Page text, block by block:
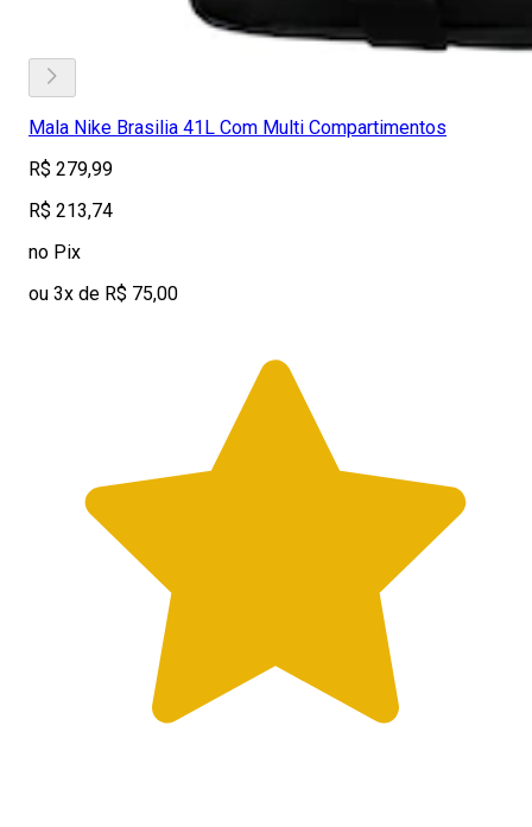
Mala Nike Brasilia 41L Com Multi Compartimentos
R$ 279,99
R$ 213,74
no Pix
ou 3x de R$ 75,00